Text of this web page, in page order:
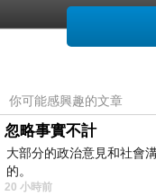
公司設立與維護
•
工商變更費
•
印章/文件
年平均攤提：約
你可能感興趣的文章
忽略事實不計
大部分的政治意見和社會
的。
20 小時前